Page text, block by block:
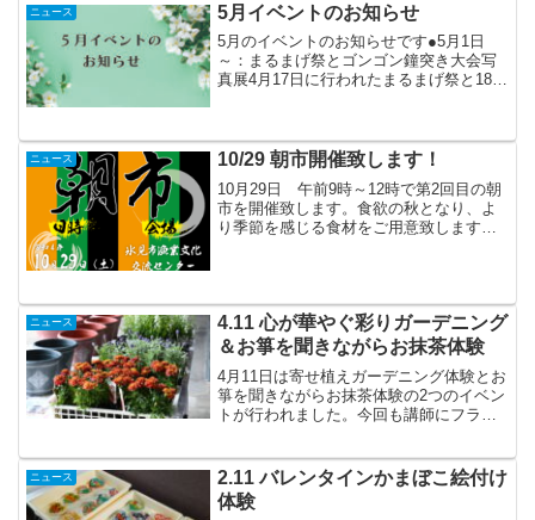
ニュース 5月イベントのお知らせ
5月のイベントのお知らせです●5月1日
～：まるまげ祭とゴンゴン鐘突き大会写
真展4月17日に行われたまるまげ祭と18日
を写真にてご覧...
ニュース 10/29 朝市開催致します！
10月29日 午前9時～12時で第2回目の朝
市を開催致します。食欲の秋となり、よ
り季節を感じる食材をご用意致しますの
ニュース
4.11 心が華やぐ彩りガーデニング
＆お箏を聞きながらお抹茶体験
4月11日は寄せ植えガーデニング体験とお
箏を聞きながらお抹茶体験の2つのイベン
トが行われました。今回も講師にフラワ
参加者は好きな鉢と苗を選んで、寄せ植
えを行います。段々...
ニュース
2.11 バレンタインかまぼこ絵付け
体験